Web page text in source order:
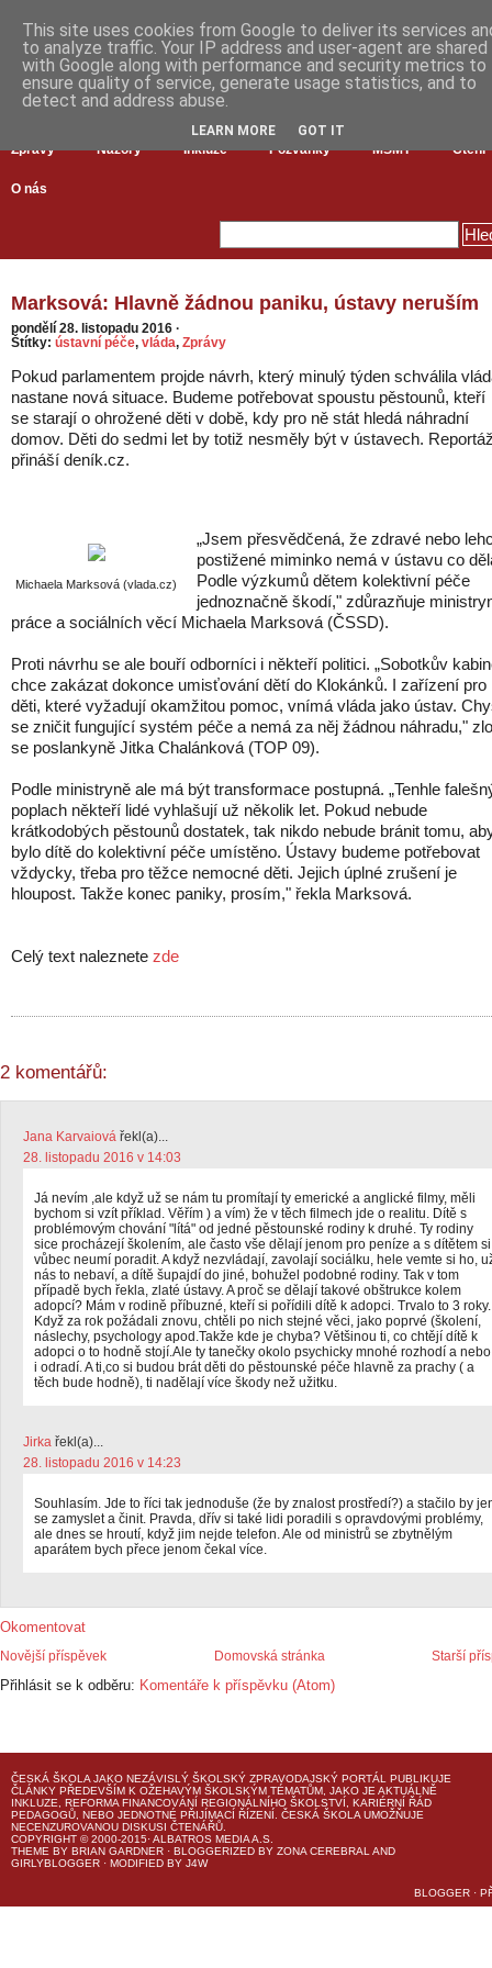
Zprávy Názory Inkluze Pozvánky MŠMT Čtení
O nás
Marksová: Hlavně žádnou paniku, ústavy neruším
pondělí 28. listopadu 2016 ·
Štítky: ústavní péče, vláda, Zprávy
Pokud parlamentem projde návrh, který minulý týden schválila
nastane nová situace. Budeme potřebovat spoustu pěstounů, kteří
se starají o ohrožené děti v době, kdy pro ně stát hledá náhradní
domov. Děti do sedmi let by totiž nesměly být v ústavech.
přináší deník.cz.
Michaela Marksová (vlada.cz)
„Jsem přesvědčená, že zdravé nebo
postižené miminko nemá v ústavu co
Podle výzkumů dětem kolektivní péče
jednoznačně škodí," zdůrazňuje
práce a sociálních věcí Michaela Marksová (ČSSD).
Proti návrhu se ale bouří odborníci i někteří politici. „Sobotkův
chce zakázat dokonce umisťování dětí do Klokánků. I zařízení pro
děti, které vyžadují okamžitou pomoc, vnímá vláda jako ústav.
se zničit fungující systém péče a nemá za něj žádnou náhradu,"
se poslankyně Jitka Chalánková (TOP 09).
Podle ministryně ale má být transformace postupná. „Tenhle
poplach někteří lidé vyhlašují už několik let. Pokud nebude
krátkodobých pěstounů dostatek, tak nikdo nebude bránit tomu,
bylo dítě do kolektivní péče umístěno. Ústavy budeme potřebovat
vždycky, třeba pro těžce nemocné děti. Jejich úplné zrušení je
hloupost. Takže konec paniky, prosím," řekla Marksová.
Celý text naleznete zde
2 komentářů:
Jana Karvaiová řekl(a)...
28. listopadu 2016 v 14:03
Já nevím ,ale když už se nám tu promítají ty emerické a anglické filmy, měli
bychom si vzít příklad. Věřím ) a vím) že v těch filmech jde o realitu. Dítě s
problémovým chování "lítá" od jedné pěstounské rodiny k druhé. Ty rodiny
sice procházejí školením, ale často vše dělají jenom pro peníze a s dítětem si
vůbec neumí poradit. A když nezvládají, zavolají sociálku, hele vemte si ho,
nás to nebaví, a dítě šupajdí do jiné, bohužel podobné rodiny. Tak v tom
případě bych řekla, zlaté ústavy. A proč se dělají takové obštrukce kolem
adopcí? Mám v rodině příbuzné, kteří si pořídili dítě k adopci. Trvalo to 3 roky.
Když za rok požádali znovu, chtěli po nich stejné věci, jako poprvé (školení,
náslechy, psychology apod.Takže kde je chyba? Většinou ti, co chtějí dítě k
adopci o to hodně stojí.Ale ty tanečky okolo psychicky mnohé rozhodí a nebo
i odradí. A ti,co si budou brát děti do pěstounské péče hlavně za prachy ( a
těch bude hodně), ti nadělají více škody než užitku.
Jirka řekl(a)...
28. listopadu 2016 v 14:23
Souhlasím. Jde to říci tak jednoduše (že by znalost prostředí?) a stačilo by
se zamyslet a činit. Pravda, dřív si také lidi poradili s opravdovými problémy,
ale dnes se hroutí, když jim nejde telefon. Ale od ministrů se zbytnělým
aparátem bych přece jenom čekal více.
Okomentovat
Novější příspěvek Starší
Domovská stránka
Přihlásit se k odběru: Komentáře k příspěvku (Atom)
ČESKÁ ŠKOLA JAKO NEZÁVISLÝ ŠKOLSKÝ ZPRAVODAJSKÝ PORTÁL PUBLIKUJE
ČLÁNKY PŘEDEVŠÍM K OŽEHAVÝM ŠKOLSKÝM TÉMATŮM, JAKO JE AKTUÁLNĚ
INKLUZE, REFORMA FINANCOVÁNÍ REGIONÁLNÍHO ŠKOLSTVÍ, KARIÉRNÍ ŘÁD
PEDAGOGŮ, NEBO JEDNOTNÉ PŘIJÍMACÍ ŘÍZENÍ. ČESKÁ ŠKOLA UMOŽŇUJE
NECENZUROVANOU DISKUSI ČTENÁŘŮ.
COPYRIGHT © 2000-2015· ALBATROS MEDIA A.S.
THEME BY BRIAN GARDNER · BLOGGERIZED BY ZONA CEREBRAL AND
GIRLYBLOGGER · MODIFIED BY J4W
BLOGGER ·
This site uses cookies from Google to deliver its services
to analyze traffic. Your IP address and user-agent are shared
with Google along with performance and security metrics to
ensure quality of service, generate usage statistics, and to
detect and address abuse.
LEARN MORE GOT IT